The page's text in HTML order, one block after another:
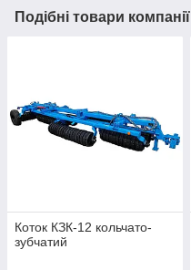
Подібні товари компанії
Коток КЗК-12 кольчато-
зубчатий